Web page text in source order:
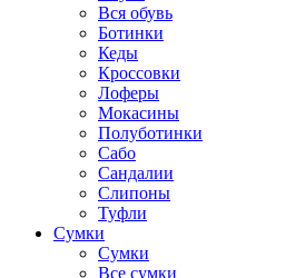
Вся обувь
Ботинки
Кеды
Кроссовки
Лоферы
Мокасины
Полуботинки
Сабо
Сандалии
Слипоны
Туфли
Сумки
Сумки
Все сумки